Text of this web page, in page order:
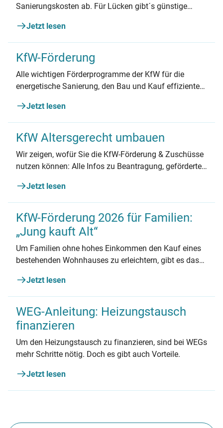
Sanierungskosten ab. Für Lücken gibt´s günstige
Jetzt lesen
KfW-Förderung
Alle wichtigen Förderprogramme der KfW für die
energetische Sanierung, den Bau und Kauf effizienter
Jetzt lesen
KfW Altersgerecht umbauen
Wir zeigen, wofür Sie die KfW-Förderung & Zuschüsse
nutzen können: Alle Infos zu Beantragung, geförderten
Jetzt lesen
KfW-Förderung 2026 für Familien:
„Jung kauft Alt“
Um Familien ohne hohes Einkommen den Kauf eines
bestehenden Wohnhauses zu erleichtern, gibt es das
alles Wichtige zum Förderprogramm und den
Voraussetzungen.
Jetzt lesen
WEG-Anleitung: Heizungstausch
finanzieren
Um den Heizungstausch zu finanzieren, sind bei WEGs
mehr Schritte nötig. Doch es gibt auch Vorteile.
Jetzt lesen